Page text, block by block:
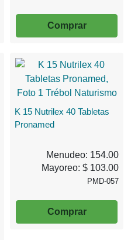
Comprar
K 15 Nutrilex 40 Tabletas
Pronamed
Menudeo: 154.00
Mayoreo: $ 103.00
PMD-057
Comprar